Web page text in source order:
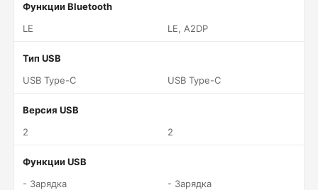
Функции Bluetooth
LE
LE, A2DP
Тип USB
USB Type-C
USB Type-C
Версия USB
2
2
Функции USB
- Зарядка
- Зарядка